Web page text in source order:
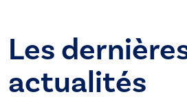
Les
actualités